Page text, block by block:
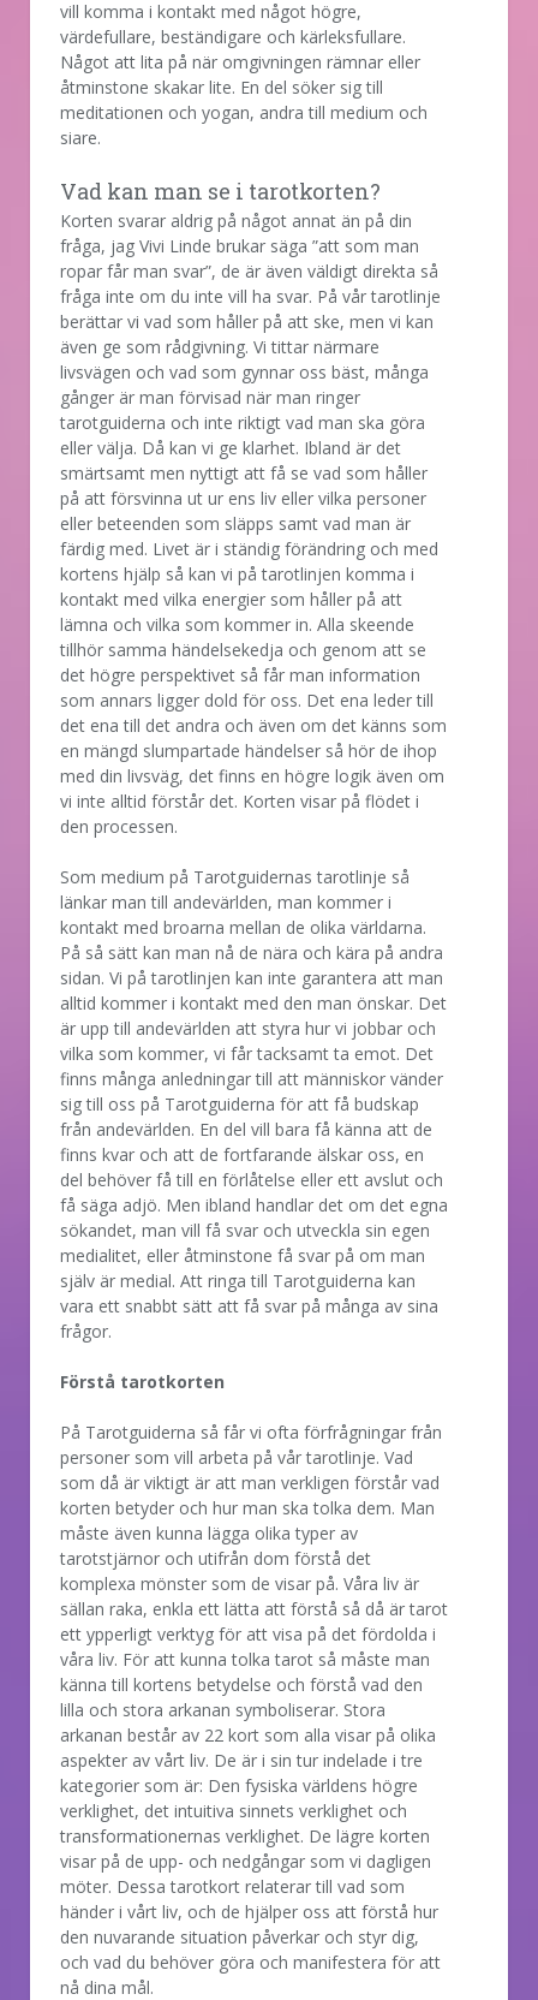
vill komma i kontakt med något högre,
värdefullare, beständigare och kärleksfullare.
Något att lita på när omgivningen rämnar eller
åtminstone skakar lite. En del söker sig till
meditationen och yogan, andra till medium och
siare.
Vad kan man se i tarotkorten?
Korten svarar aldrig på något annat än på din
fråga, jag Vivi Linde brukar säga ”att som man
ropar får man svar”, de är även väldigt direkta så
fråga inte om du inte vill ha svar. På vår tarotlinje
berättar vi vad som håller på att ske, men vi kan
även ge som rådgivning. Vi tittar närmare
livsvägen och vad som gynnar oss bäst, många
gånger är man förvisad när man ringer
tarotguiderna och inte riktigt vad man ska göra
eller välja. Då kan vi ge klarhet. Ibland är det
smärtsamt men nyttigt att få se vad som håller
på att försvinna ut ur ens liv eller vilka personer
eller beteenden som släpps samt vad man är
färdig med. Livet är i ständig förändring och med
kortens hjälp så kan vi på tarotlinjen komma i
kontakt med vilka energier som håller på att
lämna och vilka som kommer in. Alla skeende
tillhör samma händelsekedja och genom att se
det högre perspektivet så får man information
som annars ligger dold för oss. Det ena leder till
det ena till det andra och även om det känns som
en mängd slumpartade händelser så hör de ihop
med din livsväg, det finns en högre logik även om
vi inte alltid förstår det. Korten visar på flödet i
den processen.
Som medium på Tarotguidernas tarotlinje så
länkar man till andevärlden, man kommer i
kontakt med broarna mellan de olika världarna.
På så sätt kan man nå de nära och kära på andra
sidan. Vi på tarotlinjen kan inte garantera att man
alltid kommer i kontakt med den man önskar. Det
är upp till andevärlden att styra hur vi jobbar och
vilka som kommer, vi får tacksamt ta emot. Det
finns många anledningar till att människor vänder
sig till oss på Tarotguiderna för att få budskap
från andevärlden. En del vill bara få känna att de
finns kvar och att de fortfarande älskar oss, en
del behöver få till en förlåtelse eller ett avslut och
få säga adjö. Men ibland handlar det om det egna
sökandet, man vill få svar och utveckla sin egen
medialitet, eller åtminstone få svar på om man
själv är medial. Att ringa till Tarotguiderna kan
vara ett snabbt sätt att få svar på många av sina
frågor.
Förstå tarotkorten
På Tarotguiderna så får vi ofta förfrågningar från
personer som vill arbeta på vår tarotlinje. Vad
som då är viktigt är att man verkligen förstår vad
korten betyder och hur man ska tolka dem. Man
måste även kunna lägga olika typer av
tarotstjärnor och utifrån dom förstå det
komplexa mönster som de visar på. Våra liv är
sällan raka, enkla ett lätta att förstå så då är tarot
ett ypperligt verktyg för att visa på det fördolda i
våra liv. För att kunna tolka tarot så måste man
känna till kortens betydelse och förstå vad den
lilla och stora arkanan symboliserar. Stora
arkanan består av 22 kort som alla visar på olika
aspekter av vårt liv. De är i sin tur indelade i tre
kategorier som är: Den fysiska världens högre
verklighet, det intuitiva sinnets verklighet och
transformationernas verklighet. De lägre korten
visar på de upp- och nedgångar som vi dagligen
möter. Dessa tarotkort relaterar till vad som
händer i vårt liv, och de hjälper oss att förstå hur
den nuvarande situation påverkar och styr dig,
och vad du behöver göra och manifestera för att
nå dina mål.